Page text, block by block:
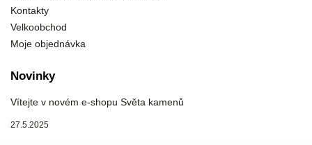
Kontakty
Velkoobchod
Moje objednávka
Novinky
Vítejte v novém e-shopu Světa kamenů
27.5.2025